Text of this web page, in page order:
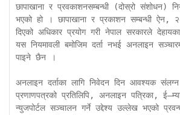
छापाखाना र प्रवकाशनसम्बन्धी (दोस्रो संशोधन)
भएको हो । छापाखाना र प्रकाशन सम्बन्धी
दिएको अधिकार प्रयोग गरी नेपाल सरकारले
यस नियमावली बमोजिम दर्ता नभई अनलाइन
पाइने छैन ।
अनलाइन दर्ताका लागि निवेदन दिन आवश्यक संलग्न
प्रणाणपत्रको प्रतिलिपि, अनलाइन पत्रिका,
न्युजपोर्टल सञ्चालन गर्ने उद्देश्य उल्लेख भएको